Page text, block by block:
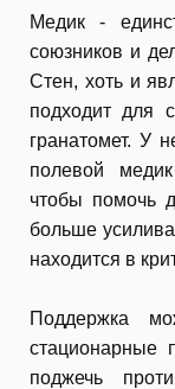
Медик -
союзников и
Стен, хоть и
подходит для
гранатомет. У
полевой
чтобы помочь
больше
находится в
Поддержка
стационарные
поджечь